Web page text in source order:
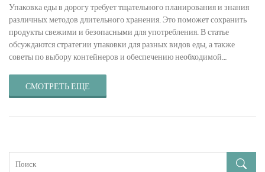
Упаковка еды в дорогу требует тщательного планирования и знания
различных методов длительного хранения. Это поможет сохранить
продукты свежими и безопасными для употребления. В статье
обсуждаются стратегии упаковки для разных видов еды, а также
советы по выбору контейнеров и обеспечению необходимой
СМОТРЕТЬ ЕЩЕ